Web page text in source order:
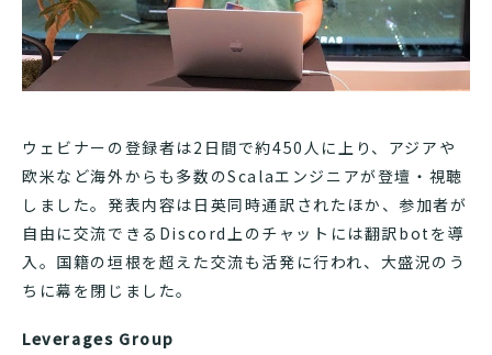
ウェビナーの登録者は2日間で約450人に上り、アジアや
欧米など海外からも多数のScalaエンジニアが登壇・視聴
しました。発表内容は日英同時通訳されたほか、参加者が
自由に交流できるDiscord上のチャットには翻訳botを導
入。国籍の垣根を超えた交流も活発に行われ、大盛況のう
ちに幕を閉じました。
Leverages Group